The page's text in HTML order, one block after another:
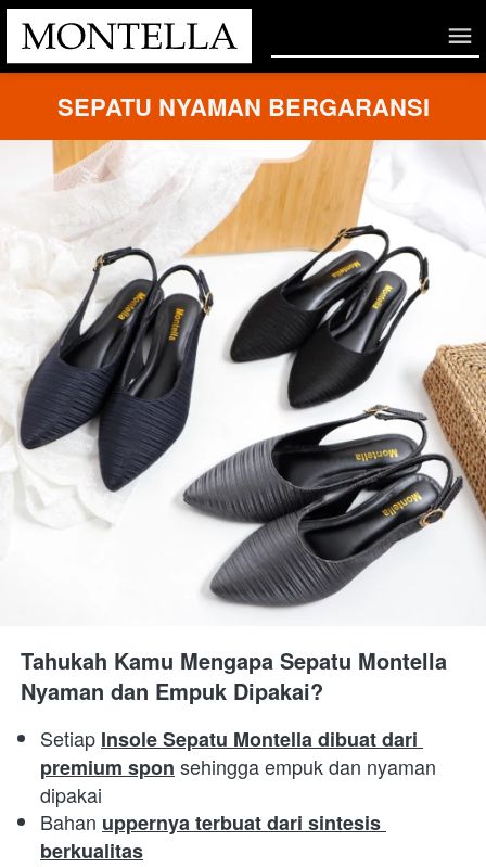
SEPATU NYAMAN BERGARANSI
Tahukah Kamu Mengapa Sepatu Montella
Nyaman dan Empuk Dipakai?
Setiap Insole Sepatu Montella dibuat dari
premium spon sehingga empuk dan nyaman
dipakai
Bahan uppernya terbuat dari sintesis
berkualitas